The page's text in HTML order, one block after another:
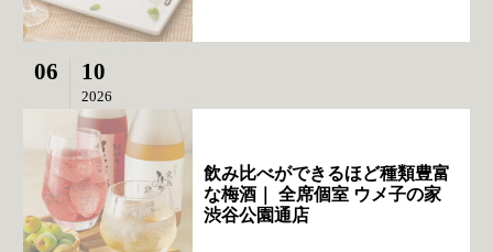
06 10
2026
飲み比べができるほど種類豊富
な梅酒｜ 全席個室 ウメ子の家
渋谷公園通店